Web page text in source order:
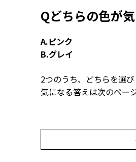
Qどちらの色が
A.ピンク
B.グレイ
2つのうち、どちらを選
気になる答えは次のペー